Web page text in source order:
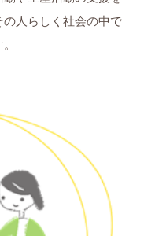
人らしく社会の中で